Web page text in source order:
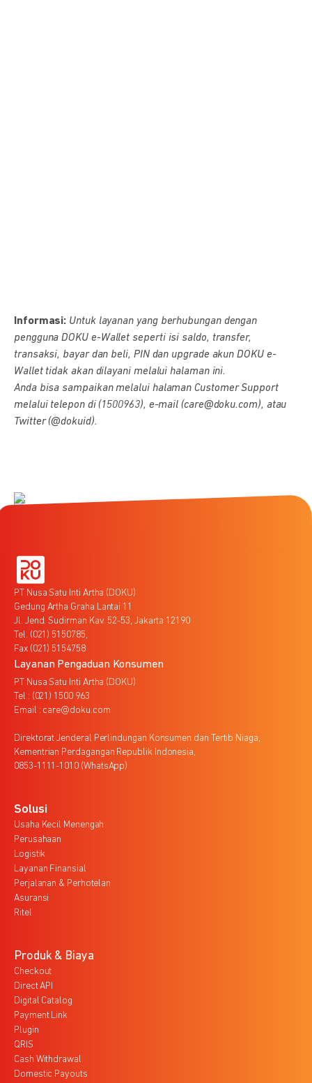
Informasi: Untuk layanan yang berhubungan dengan
pengguna DOKU e-Wallet seperti isi saldo, transfer,
transaksi, bayar dan beli, PIN dan upgrade akun DOKU e-
Wallet tidak akan dilayani melalui halaman ini.
Anda bisa sampaikan melalui halaman Customer Support
melalui telepon di (1500963), e-mail (care@doku.com), atau
Twitter (@dokuid).
PT Nusa Satu Inti Artha (DOKU)
Gedung Artha Graha Lantai 11
Jl. Jend. Sudirman Kav. 52-53, Jakarta 12190
Tel. (021) 5150785,
Fax (021) 5154758
Layanan Pengaduan Konsumen
PT Nusa Satu Inti Artha (DOKU)
Tel : (021) 1500 963
Email : care@doku.com
Direktorat Jenderal Perlindungan Konsumen dan Tertib Niaga,
Kementrian Perdagangan Republik Indonesia,
0853-1111-1010 (WhatsApp)
Solusi
Usaha Kecil Menengah
Perusahaan
Logistik
Layanan Finansial
Perjalanan & Perhotelan
Asuransi
Ritel
Produk & Biaya
Checkout
Direct API
Digital Catalog
Payment Link
Plugin
QRIS
Cash Withdrawal
Domestic Payouts